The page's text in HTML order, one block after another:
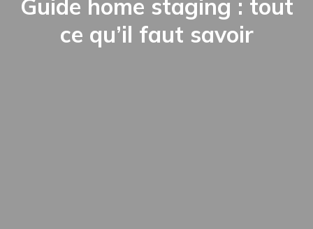
Guide home staging : tout
ce qu’il faut savoir